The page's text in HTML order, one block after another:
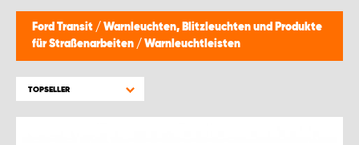
Ford Transit / Warnleuchten, Blitzleuchten und Produkte
für Straßenarbeiten / Warnleuchtleisten
TOPSELLER
WORK SYSTEM LIMBURG-KEMPEN
WORK SYSTEM NAMEN